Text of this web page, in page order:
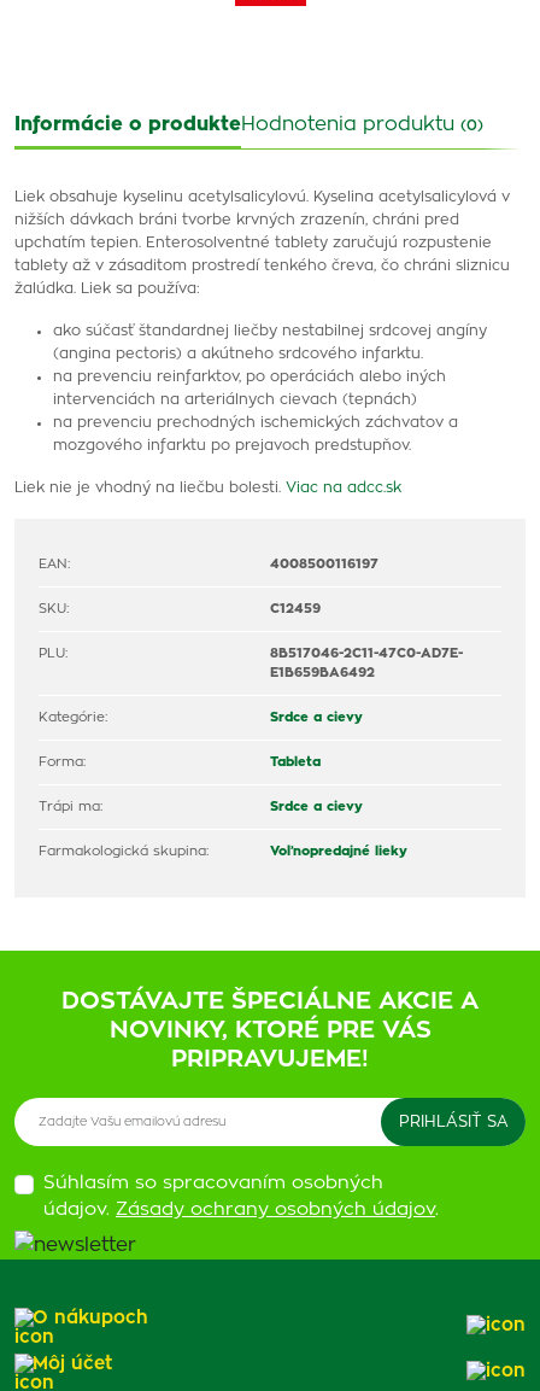
Informácie o produkteHodnotenia produktu (0)
Liek obsahuje kyselinu acetylsalicylovú. Kyselina acetylsalicylová v
nižších dávkach bráni tvorbe krvných zrazenín, chráni pred
upchatím tepien. Enterosolventné tablety zaručujú rozpustenie
tablety až v zásaditom prostredí tenkého čreva, čo chráni sliznicu
žalúdka. Liek sa používa:
ako súčasť štandardnej liečby nestabilnej srdcovej angíny
(angina pectoris) a akútneho srdcového infarktu.
na prevenciu reinfarktov, po operáciách alebo iných
intervenciách na arteriálnych cievach (tepnách)
na prevenciu prechodných ischemických záchvatov a
mozgového infarktu po prejavoch predstupňov.
Liek nie je vhodný na liečbu bolesti. Viac na adcc.sk
EAN: 4008500116197
SKU: C12459
PLU:
8B517046-2C11-47C0-AD7E-
E1B659BA6492
Kategórie: Srdce a cievy
Forma: Tableta
Trápi ma: Srdce a cievy
Farmakologická skupina: Voľnopredajné lieky
DOSTÁVAJTE ŠPECIÁLNE AKCIE A
NOVINKY, KTORÉ PRE VÁS
PRIPRAVUJEME!
Súhlasím so spracovaním osobných
údajov. Zásady ochrany osobných údajov.
O nákupoch
Môj účet